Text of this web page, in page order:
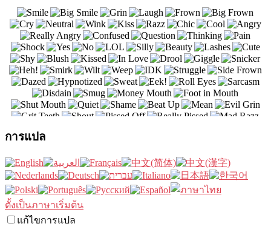
การแปล
ตั้งเป็นภาษาเริ่มต้น
แก้ไขการแปล